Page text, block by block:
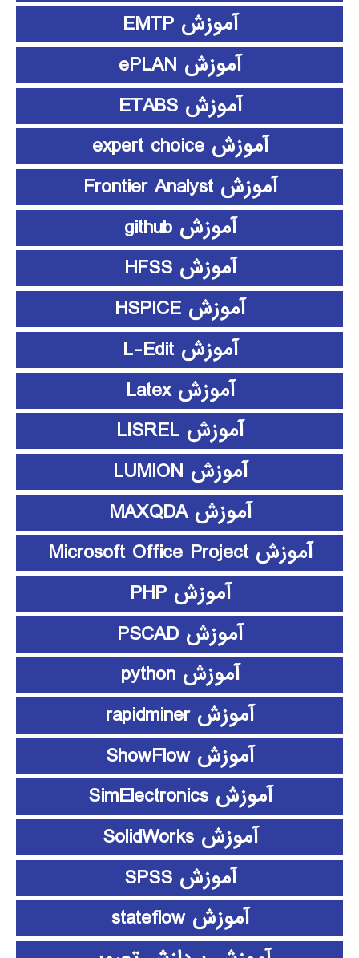
آموزش EMTP
آموزش ePLAN
آموزش ETABS
آموزش expert choice
آموزش Frontier Analyst
آموزش github
آموزش HFSS
آموزش HSPICE
آموزش L-Edit
آموزش Latex
آموزش LISREL
آموزش LUMION
آموزش MAXQDA
آموزش Microsoft Office Project
آموزش PHP
آموزش PSCAD
آموزش python
آموزش rapidminer
آموزش ShowFlow
آموزش SimElectronics
آموزش SolidWorks
آموزش SPSS
آموزش stateflow